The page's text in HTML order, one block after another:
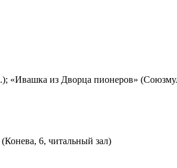
из Дворца пионеров»
6, читальный зал)